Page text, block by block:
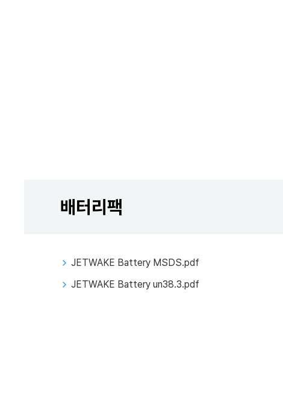
배터리팩
JETWAKE Battery MSDS.pdf
JETWAKE Battery un38.3.pdf